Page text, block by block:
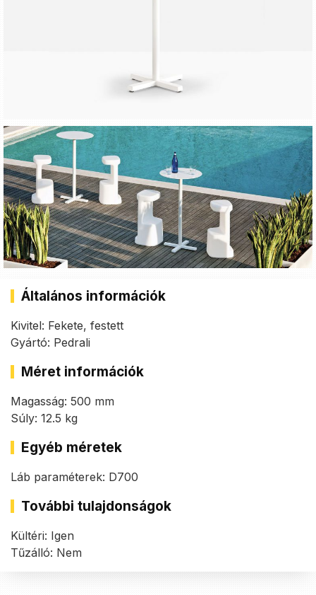
Általános információk
Kivitel: Fekete, festett
Gyártó: Pedrali
Méret információk
Magasság: 500 mm
Súly: 12.5 kg
Egyéb méretek
Láb paraméterek: D700
További tulajdonságok
Kültéri: Igen
Tűzálló: Nem